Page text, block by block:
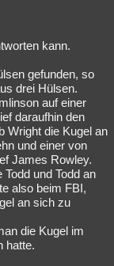
Literatur
Filme
English
Geschlossen
kann.
gefunden, so
drei Hülsen.
auf einer
daraufhin den
Wright die Kugel an
und einer von
James Rowley.
und Todd an
also beim FBI,
an sich zu
die Kugel im
hatte.